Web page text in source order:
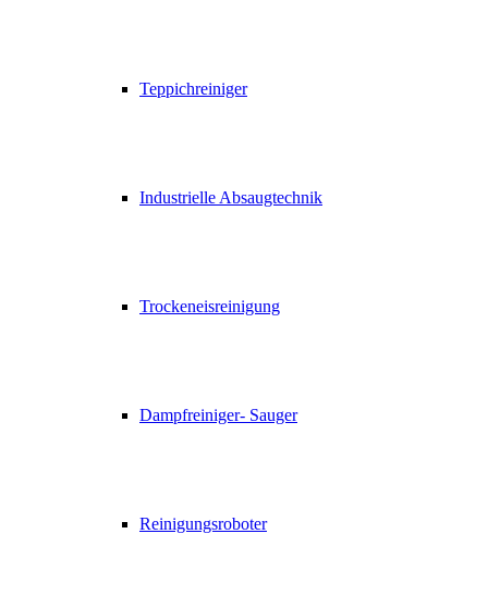
Teppichreiniger
Industrielle Absaugtechnik
Trockeneisreinigung
Dampfreiniger- Sauger
Reinigungsroboter